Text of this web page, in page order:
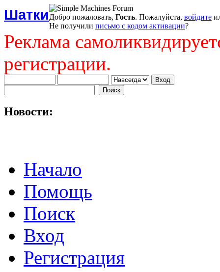
ШаткиДобро пожаловать, Гость. Пожалуйста, войдите
Не получили письмо с кодом активации?
Реклама
регистрации.
Новости:
Начало
Помощь
Поиск
Вход
Регистрация